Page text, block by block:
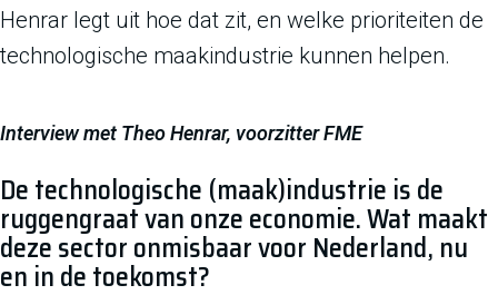
Henrar legt uit hoe dat zit, en welke prioriteiten de
technologische maakindustrie kunnen helpen.
Interview met Theo Henrar, voorzitter FME
De technologische (maak)industrie is de
ruggengraat van onze economie. Wat maakt
deze sector onmisbaar voor Nederland, nu
en in de toekomst?